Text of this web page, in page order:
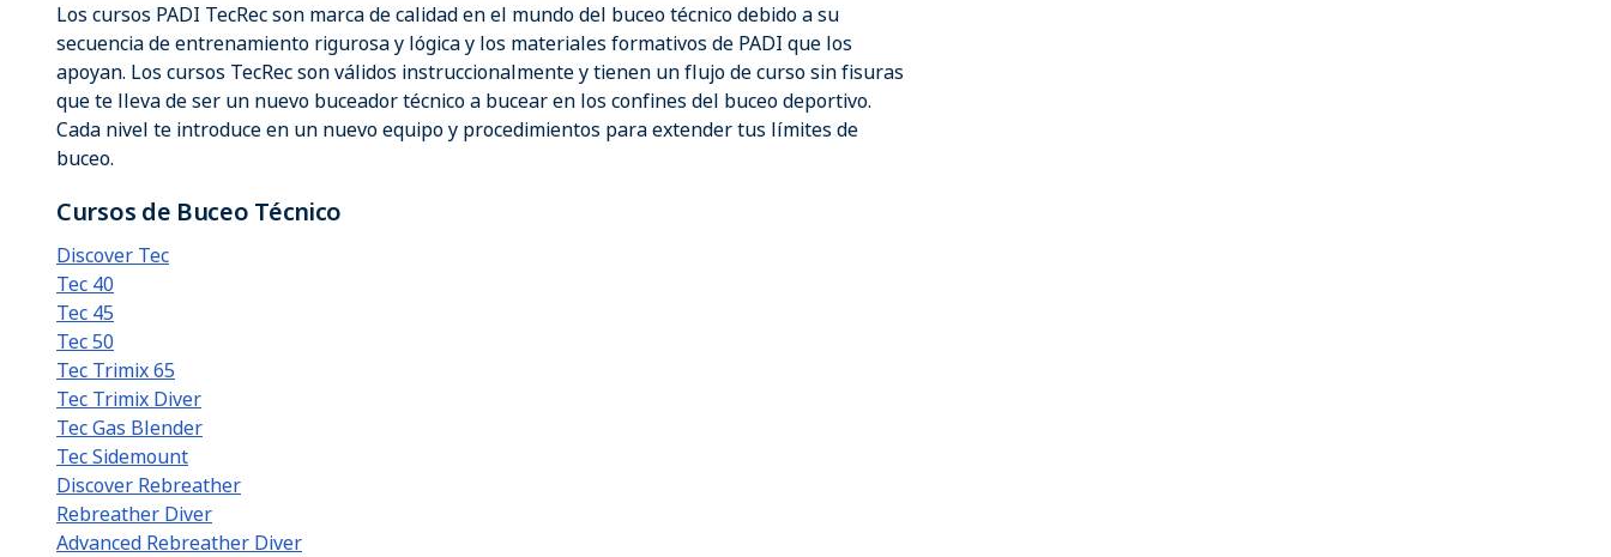
Los cursos PADI TecRec son marca de calidad en el mundo del buceo técnico debido a su
secuencia de entrenamiento rigurosa y lógica y los materiales formativos de PADI que los
apoyan. Los cursos TecRec son válidos instruccionalmente y tienen un flujo de curso sin fisuras
que te lleva de ser un nuevo buceador técnico a bucear en los confines del buceo deportivo.
Cada nivel te introduce en un nuevo equipo y procedimientos para extender tus límites de
buceo.
Cursos de Buceo Técnico
Discover Tec
Tec 40
Tec 45
Tec 50
Tec Trimix 65
Tec Trimix Diver
Tec Gas Blender
Tec Sidemount
Discover Rebreather
Rebreather Diver
Advanced Rebreather Diver